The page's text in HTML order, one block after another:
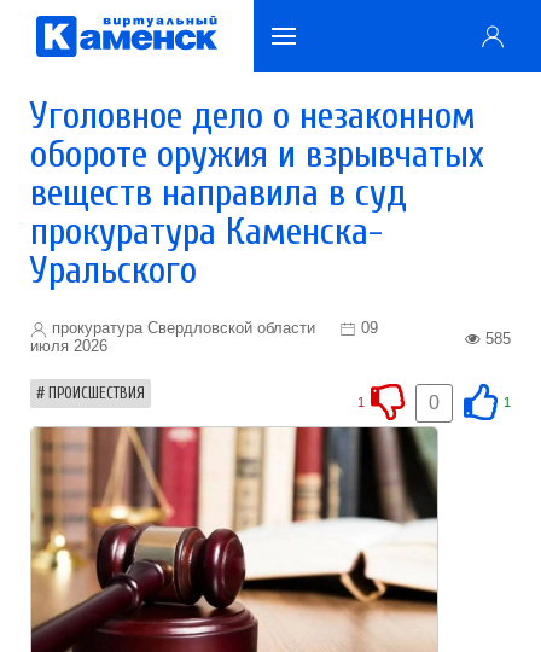
Уголовное дело о незаконном
обороте оружия и взрывчатых
веществ направила в суд
прокуратура Каменска-
Уральского
прокуратура Свердловской области
09
июля 2026
585
ПРОИСШЕСТВИЯ 1
0
1